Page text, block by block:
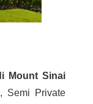
Mount Sinai
Semi Private